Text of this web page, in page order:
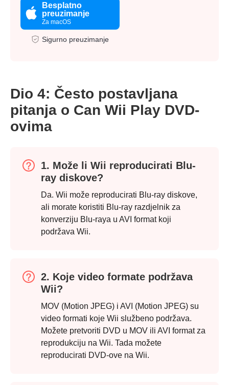
Besplatno
preuzimanje
Za macOS
Sigurno preuzimanje
Dio 4: Često postavljana
pitanja o Can Wii Play DVD-
ovima
1. Može li Wii reproducirati Blu-
ray diskove?
Da. Wii može reproducirati Blu-ray diskove,
ali morate koristiti Blu-ray razdjelnik za
konverziju Blu-raya u AVI format koji
podržava Wii.
2. Koje video formate podržava
Wii?
MOV (Motion JPEG) i AVI (Motion JPEG) su
video formati koje Wii službeno podržava.
Možete pretvoriti DVD u MOV ili AVI format za
reprodukciju na Wii. Tada možete
reproducirati DVD-ove na Wii.